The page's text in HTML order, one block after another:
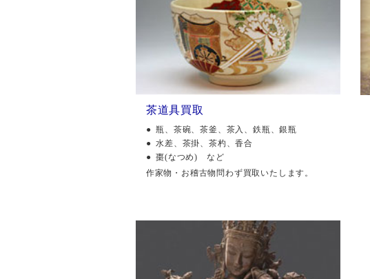
茶道具買取
瓶、茶碗、茶釜、茶入、鉄瓶、銀瓶
水差、茶掛、茶杓、香合
棗(なつめ) など
作家物・お稽古物問わず買取いたします。